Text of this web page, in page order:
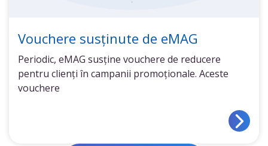
Vouchere susținute de eMAG
Periodic, eMAG susține vouchere de reducere
pentru clienți în campanii promoționale. Aceste
vouchere